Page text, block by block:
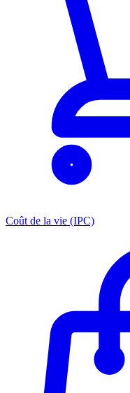
Coût de la vie (IPC)